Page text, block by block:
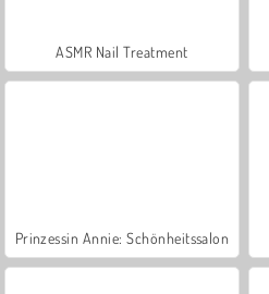
ASMR Nail Treatment
Prinzessin Annie: Schönheitssalon